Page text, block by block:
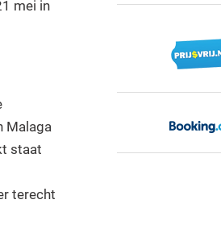
mei in
Malaga
staat
terecht